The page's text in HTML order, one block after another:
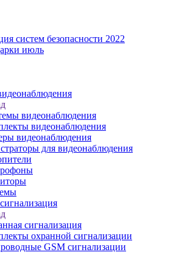
систем безопасности 2022
июль
видеонаблюдения
видеонаблюдения
видеонаблюдения
для видеонаблюдения
сигнализация
охранной сигнализации
GSM сигнализации